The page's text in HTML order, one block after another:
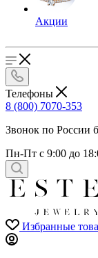
Акции
Телефоны
8 (800) 7070-353
Звонок по России
Пн-Пт с 9:00 до
Избранные